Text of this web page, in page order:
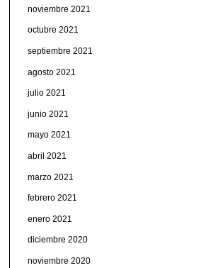
noviembre 2021
octubre 2021
septiembre 2021
agosto 2021
julio 2021
junio 2021
mayo 2021
abril 2021
marzo 2021
febrero 2021
enero 2021
diciembre 2020
noviembre 2020